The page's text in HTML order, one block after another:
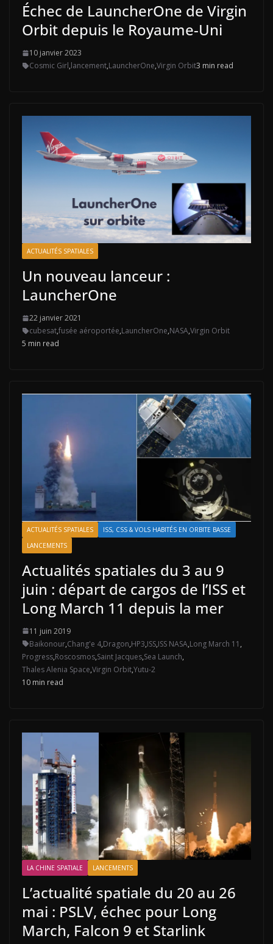
Échec de LauncherOne de Virgin
Orbit depuis le Royaume-Uni
10 janvier 2023
Cosmic Girl,lancement,LauncherOne,Virgin Orbit3 min read
ACTUALITÉS SPATIALES
Un nouveau lanceur :
LauncherOne
22 janvier 2021
cubesat,fusée aéroportée,LauncherOne,NASA,Virgin Orbit
5 min read
ACTUALITÉS SPATIALES
ISS, CSS & VOLS HABITÉS EN ORBITE BASSE
LANCEMENTS
Actualités spatiales du 3 au 9
juin : départ de cargos de l’ISS et
Long March 11 depuis la mer
11 juin 2019
Baikonour,Chang'e 4,Dragon,HP3,ISS,ISS NASA,Long March 11 ,
Progress,Roscosmos,Saint Jacques,Sea Launch,
Thales Alenia Space,Virgin Orbit,Yutu-2
10 min read
LA CHINE SPATIALE LANCEMENTS
L’actualité spatiale du 20 au 26
mai : PSLV, échec pour Long
March, Falcon 9 et Starlink